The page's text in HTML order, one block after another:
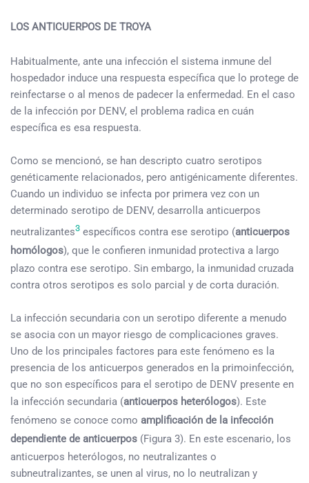
LOS ANTICUERPOS DE TROYA
Habitualmente, ante una infección el sistema inmune del
hospedador induce una respuesta específica que lo protege de
reinfectarse o al menos de padecer la enfermedad. En el caso
de la infección por DENV, el problema radica en cuán
específica es esa respuesta.
Como se mencionó, se han descripto cuatro serotipos
genéticamente relacionados, pero antigénicamente diferentes.
Cuando un individuo se infecta por primera vez con un
determinado serotipo de DENV, desarrolla anticuerpos
neutralizantes3 específicos contra ese serotipo (anticuerpos
homólogos), que le confieren inmunidad protectiva a largo
plazo contra ese serotipo. Sin embargo, la inmunidad cruzada
contra otros serotipos es solo parcial y de corta duración.
La infección secundaria con un serotipo diferente a menudo
se asocia con un mayor riesgo de complicaciones graves.
Uno de los principales factores para este fenómeno es la
presencia de los anticuerpos generados en la primoinfección,
que no son específicos para el serotipo de DENV presente en
la infección secundaria (anticuerpos heterólogos). Este
fenómeno se conoce como amplificación de la infección
dependiente de anticuerpos (Figura 3). En este escenario, los
anticuerpos heterólogos, no neutralizantes o
subneutralizantes, se unen al virus, no lo neutralizan y